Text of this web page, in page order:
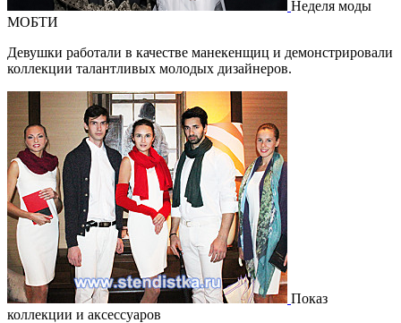
Неделя моды
МОБТИ
Девушки работали в качестве манекенщиц и демонстрировали
коллекции талантливых молодых дизайнеров.
Показ
коллекции и аксессуаров